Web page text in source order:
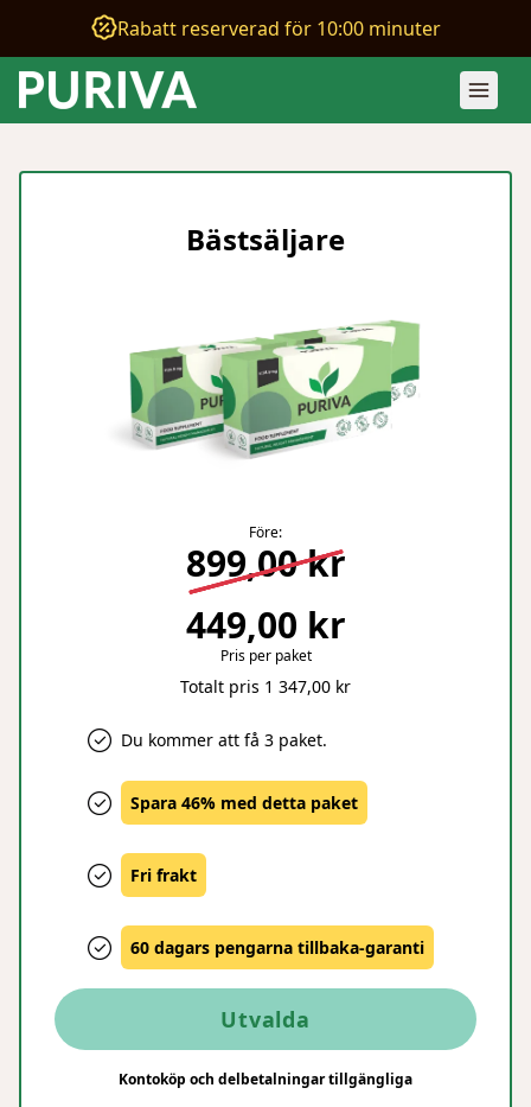
Rabatt reserverad för 10:00 minuter
Bästsäljare
Före:
899,00 kr
449,00 kr
Pris per paket
Totalt pris 1 347,00 kr
Du kommer att få 3 paket.
Spara 46% med detta paket
Fri frakt
60 dagars pengarna tillbaka-garanti
Utvalda
Kontoköp och delbetalningar tillgängliga